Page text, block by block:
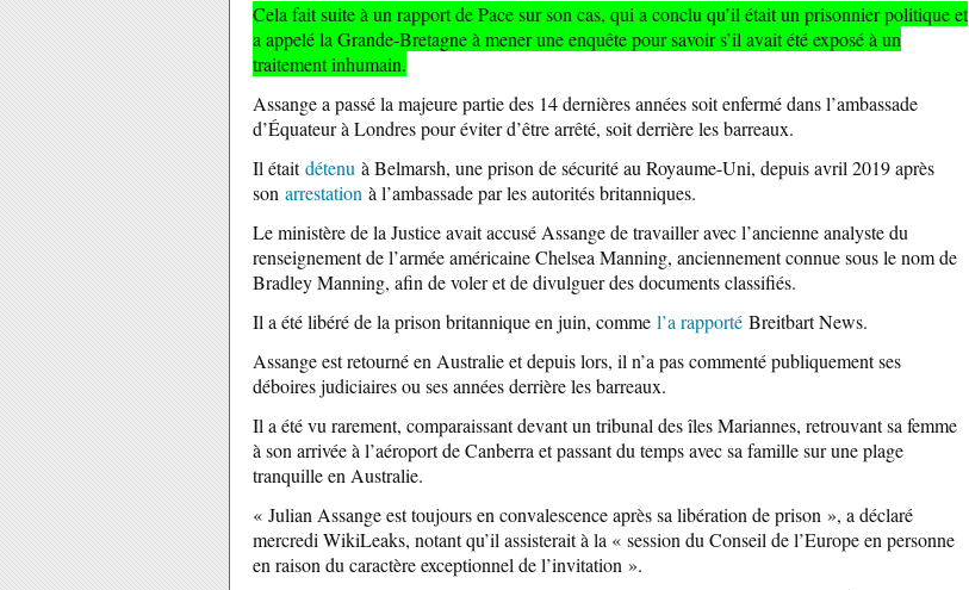
Cela fait suite à un rapport de Pace sur son cas, qui a conclu qu’il était un prisonnier politique et
a appelé la Grande-Bretagne à mener une enquête pour savoir s’il avait été exposé à un
traitement inhumain.
Assange a passé la majeure partie des 14 dernières années soit enfermé dans l’ambassade
d’Équateur à Londres pour éviter d’être arrêté, soit derrière les barreaux.
Il était détenu à Belmarsh, une prison de sécurité au Royaume-Uni, depuis avril 2019 après
son arrestation à l’ambassade par les autorités britanniques.
Le ministère de la Justice avait accusé Assange de travailler avec l’ancienne analyste du
renseignement de l’armée américaine Chelsea Manning, anciennement connue sous le nom de
Bradley Manning, afin de voler et de divulguer des documents classifiés.
Il a été libéré de la prison britannique en juin, comme l’a rapporté Breitbart News.
Assange est retourné en Australie et depuis lors, il n’a pas commenté publiquement ses
déboires judiciaires ou ses années derrière les barreaux.
Il a été vu rarement, comparaissant devant un tribunal des îles Mariannes, retrouvant sa femme
à son arrivée à l’aéroport de Canberra et passant du temps avec sa famille sur une plage
tranquille en Australie.
« Julian Assange est toujours en convalescence après sa libération de prison », a déclaré
mercredi WikiLeaks, notant qu’il assisterait à la « session du Conseil de l’Europe en personne
en raison du caractère exceptionnel de l’invitation ».